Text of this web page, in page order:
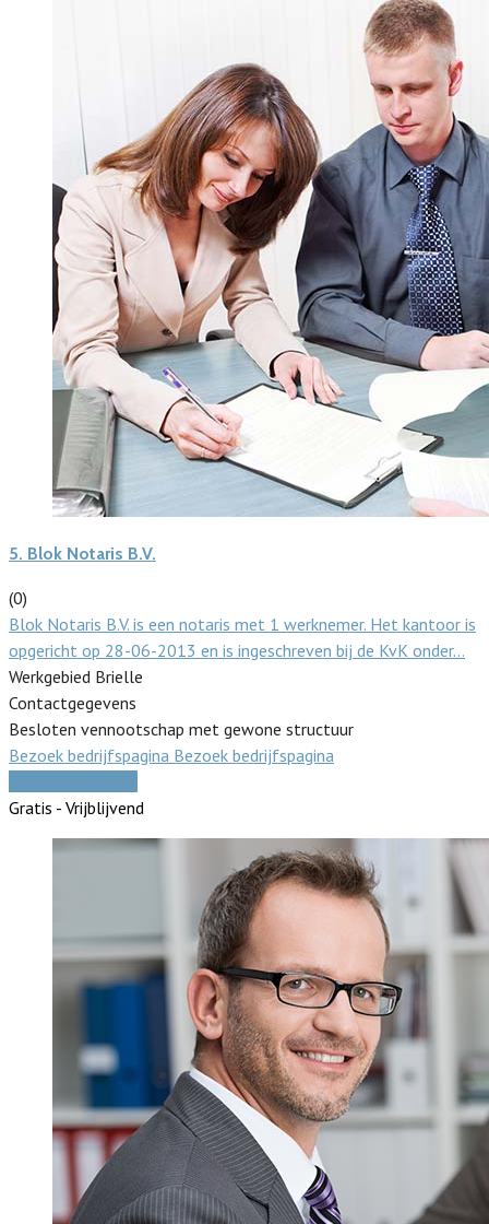
5. Blok Notaris B.V.
(0)
Blok Notaris B.V. is een notaris met 1 werknemer. Het kantoor is
opgericht op 28-06-2013 en is ingeschreven bij de KvK onder…
Werkgebied Brielle
Contactgegevens
Besloten vennootschap met gewone structuur
Bezoek bedrijfspagina Bezoek bedrijfspagina
Gratis - Vrijblijvend